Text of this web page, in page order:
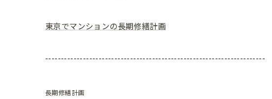
東京でマンションの長期修繕計画
----------------------------------------------------------------------
長期修繕計画